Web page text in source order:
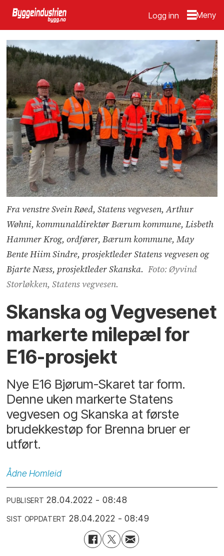
Logg inn
Fra venstre Svein Røed, Statens vegvesen, Arthur
Wøhni, kommunaldirektør Bærum kommune, Lisbeth
Hammer Krog, ordfører, Bærum kommune, May
Bente Hiim Sindre, prosjektleder Statens vegvesen og
Bjarte Næss, prosjektleder Skanska. Foto: Øyvind
Storløkken, Statens vegvesen.
Skanska og Vegvesenet
markerte milepæl for
E16-prosjekt
Nye E16 Bjørum-Skaret tar form.
Denne uken markerte Statens
vegvesen og Skanska at første
brudekkestøp for Brenna bruer er
utført.
Ådne Homleid
PUBLISERT 28.04.2022 - 08:48
SIST OPPDATERT 28.04.2022 - 08:49